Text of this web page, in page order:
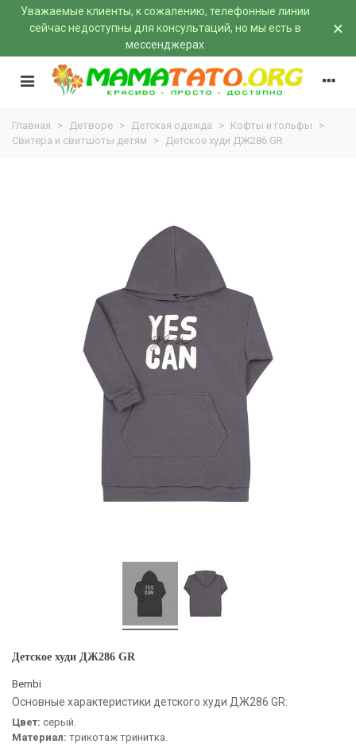
Уважаемые клиенты, к сожалению, телефонные линии
сейчас недоступны для консультаций, но мы есть в
мессенджерах
×
Главная > Детворе > Детская одежда > Кофты и гольфы
>
Свитера и свитшоты детям
> Детское худи ДЖ286 GR
Детское худи ДЖ286 GR
Bembi
Основные характеристики детского худи ДЖ286 GR:
Цвет: серый.
Материал: трикотаж тринитка.